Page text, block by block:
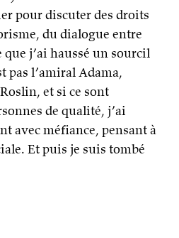
pour discuter des droits
du dialogue entre
j’ai haussé un sourcil
pas l’amiral Adama,
et si ce sont
de qualité, j’ai
avec méfiance, pensant à
Et puis je suis tombé